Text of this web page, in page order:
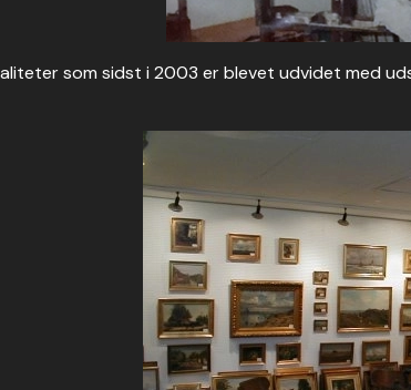
som sidst i 2003 er blevet udvidet med